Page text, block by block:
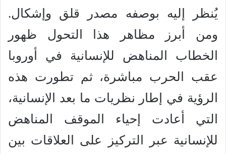
يُنظر إليه بوصفه مصدر قلق وإشكال.
ومن أبرز مظاهر هذا التحول ظهور
الخطاب المناهض للإنسانية في أوروبا
عقب الحرب مباشرة، ثم تطورت هذه
الرؤية في إطار نظريات ما بعد الإنسانية،
التي أعادت إحياء الموقف المناهض
للإنسانية عبر التركيز على العلاقات بين